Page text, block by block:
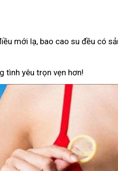
mới lạ, bao cao su đều có
tình yêu trọn vẹn hơn!